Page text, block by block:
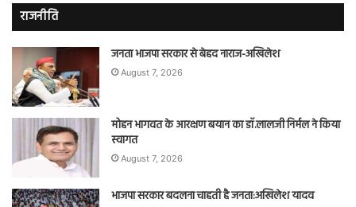
राजनीति
जनता भाजपा सरकार से बेहद नाराज-अखिलेश
August 7, 2026
मोहन भागवत के आरक्षण बयान का डॉ.लालजी निर्मल ने किया
स्वागत
August 7, 2026
भाजपा सरकार बदलना चाहती है जनता:अखिलेश यादव